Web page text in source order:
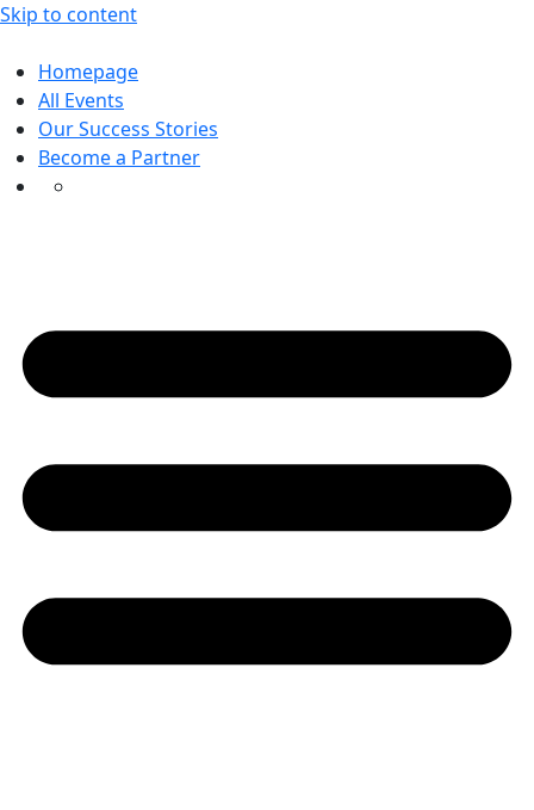
Skip to content
Homepage
All Events
Our Success Stories
Become a Partner